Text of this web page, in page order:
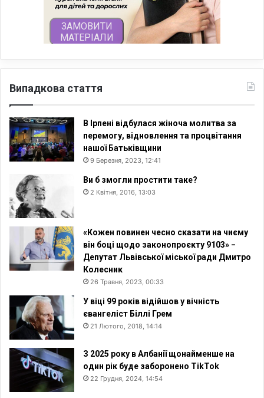
Випадкова стаття
В Ірпені відбулася жіноча молитва за
перемогу, відновлення та процвітання
нашої Батьківщини
9 Березня, 2023, 12:41
Ви б змогли простити таке?
2 Квітня, 2016, 13:03
«Кожен повинен чесно сказати на чиєму
він боці щодо законопроєкту 9103» −
Депутат Львівської міської ради Дмитро
Колесник
26 Травня, 2023, 00:33
У віці 99 років відійшов у вічність
євангеліст Біллі Грем
21 Лютого, 2018, 14:14
З 2025 року в Албанії щонайменше на
один рік буде заборонено TikTok
22 Грудня, 2024, 14:54